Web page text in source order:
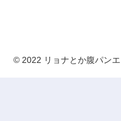
© 2022 リョナとか腹パン